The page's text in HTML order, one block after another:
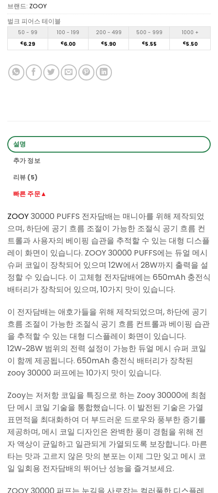
브랜드: ZOOY
벌크 피어스 테이블
50 - 99 100 - 199 200 - 499 500 - 999 1000 +
€6.29 €6.00 €5.90 €5.55 €5.50
설명
추가 정보
리뷰 (5)
빠른 주문▲
ZOOY30000 PUFFS 전자담배는 매니아를 위해 제작되었
으며, 하단에 공기 흐름 조절이 가능한 조절식 공기 흐름 컨
트롤과 사용자의 베이핑 습관을 추적할 수 있는 대형 디스플
레이 화면이 있습니다. ZOOY 30000 PUFFS에는 듀얼 메시
슈퍼 코일이 장착되어 있으며 12W에서 28W까지 출력을 설
정할 수 있습니다. 이 고체형 전자담배에는 650mAh 충전식
배터리가 장착되어 있으며, 10가지 맛이 있습니다.
이 전자담배는 애호가들을 위해 제작되었으며, 하단에 공기
흐름 조절이 가능한 조절식 공기 흐름 컨트롤과 베이핑 습관
을 추적할 수 있는 대형 디스플레이 화면이 있습니다.
12W~28W 범위의 전력 설정이 가능한 듀얼 메시 슈퍼 코일
이 함께 제공됩니다. 650mAh 충전식 배터리가 장착된
zooy 30000 퍼프에는 10가지 맛이 있습니다.
Zooy는 저저항 코일을 특징으로 하는 Zooy 30000에 최첨
단 메시 코일 기술을 통합했습니다. 이 발전된 기술은 가열
표면적을 최대화하여 더 부드러운 드로우와 풍부한 증기를
제공하며, 메시 코일 디자인은 완벽한 풍미 경험을 위해 전
자 액상이 균일하고 일관되게 가열되도록 보장합니다. 마른
타는 맛과 고르지 않은 맛의 분포는 이제 그만 잊고 메시 코
일 일회용 전자담배의 뛰어난 성능을 즐겨보세요.
ZOOY 30000 퍼프는 눈길을 사로잡는 컬러풀한 디스플레